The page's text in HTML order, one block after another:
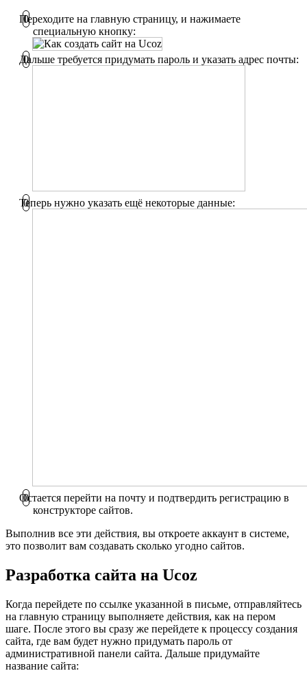
Переходите на главную страницу, и нажимаете
специальную кнопку:
Дальше требуется придумать пароль и указать адрес почты:
Теперь нужно указать ещё некоторые данные:
Остается перейти на почту и подтвердить регистрацию в
конструкторе сайтов.
Выполнив все эти действия, вы откроете аккаунт в системе,
это позволит вам создавать сколько угодно сайтов.
Разработка сайта на Ucoz
Когда перейдете по ссылке указанной в письме, отправляйтесь
на главную страницу выполняете действия, как на пером
шаге. После этого вы сразу же перейдете к процессу создания
сайта, где вам будет нужно придумать пароль от
административной панели сайта. Дальше придумайте
название сайта: